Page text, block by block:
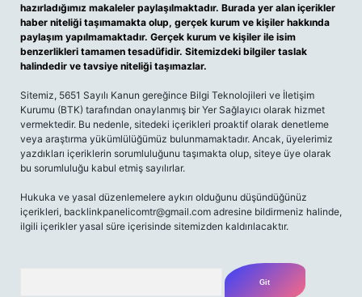
hazırladığımız makaleler paylaşılmaktadır. Burada yer alan içerikler
haber niteliği taşımamakta olup, gerçek kurum ve kişiler hakkında
paylaşım yapılmamaktadır. Gerçek kurum ve kişiler ile isim
benzerlikleri tamamen tesadüfidir. Sitemizdeki bilgiler taslak
halindedir ve tavsiye niteliği taşımazlar.
Sitemiz, 5651 Sayılı Kanun gereğince Bilgi Teknolojileri ve İletişim
Kurumu (BTK) tarafından onaylanmış bir Yer Sağlayıcı olarak hizmet
vermektedir. Bu nedenle, sitedeki içerikleri proaktif olarak denetleme
veya araştırma yükümlülüğümüz bulunmamaktadır. Ancak, üyelerimiz
yazdıkları içeriklerin sorumluluğunu taşımakta olup, siteye üye olarak
bu sorumluluğu kabul etmiş sayılırlar.
Hukuka ve yasal düzenlemelere aykırı olduğunu düşündüğünüz
içerikleri, backlinkpanelicomtr@gmail.com adresine bildirmeniz halinde,
ilgili içerikler yasal süre içerisinde sitemizden kaldırılacaktır.